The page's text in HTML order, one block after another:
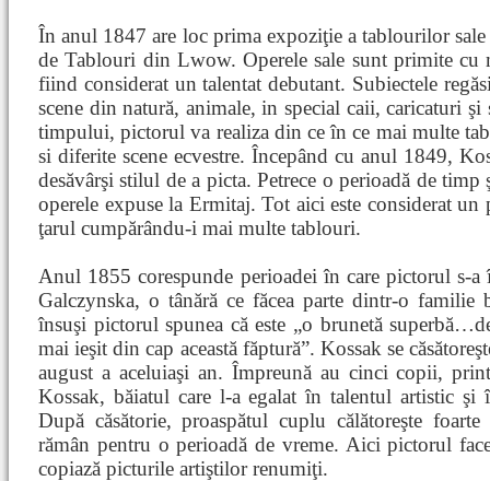
În anul 1847 are loc prima expoziţie a tablourilor
de Tablouri din Lwow. Operele sale sunt primite
fiind considerat un talentat debutant. Subiectele
scene din natură, animale, in special caii, caricaturi şi
timpului, pictorul va realiza din ce în ce mai multe
si diferite scene ecvestre. Începând cu anul 1849,
desăvârşi stilul de a picta. Petrece o perioadă de timp
operele expuse la Ermitaj. Tot aici este considerat
ţarul cumpărându-i mai multe tablouri.
Anul 1855 corespunde perioadei în care pictorul s-
Galczynska, o tânără ce făcea parte dintr-o familie
însuşi pictorul spunea că este „o brunetă
mai ieşit din cap această făptură”. Kossak se
august a aceluiaşi an. Împreună au cinci copii,
Kossak, băiatul care l-a egalat în talentul artistic
După căsătorie, proaspătul cuplu călătoreşte
rămân pentru o perioadă de vreme. Aici pictorul
copiază picturile artiştilor renumiţi.